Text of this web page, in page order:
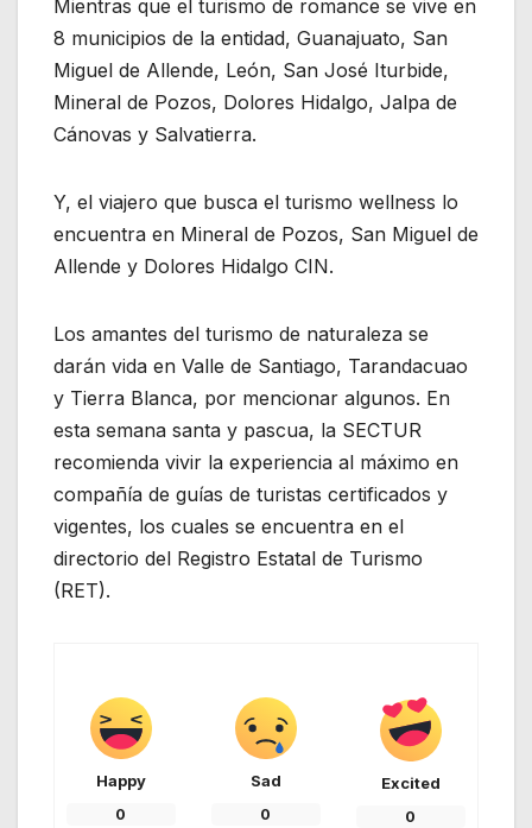
Mientras que el turismo de romance se vive en
8 municipios de la entidad, Guanajuato, San
Miguel de Allende, León, San José Iturbide,
Mineral de Pozos, Dolores Hidalgo, Jalpa de
Cánovas y Salvatierra.
Y, el viajero que busca el turismo wellness lo
encuentra en Mineral de Pozos, San Miguel de
Allende y Dolores Hidalgo CIN.
Los amantes del turismo de naturaleza se
darán vida en Valle de Santiago, Tarandacuao
y Tierra Blanca, por mencionar algunos. En
esta semana santa y pascua, la SECTUR
recomienda vivir la experiencia al máximo en
compañía de guías de turistas certificados y
vigentes, los cuales se encuentra en el
directorio del Registro Estatal de Turismo
(RET).
Happy
0
Sad
0
Excited
0